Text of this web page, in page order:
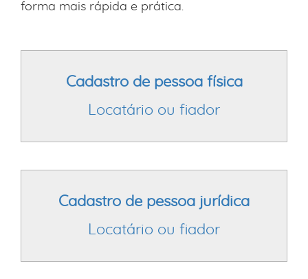
forma mais rápida e prática.
Cadastro de pessoa física
Locatário ou fiador
Cadastro de pessoa jurídica
Locatário ou fiador